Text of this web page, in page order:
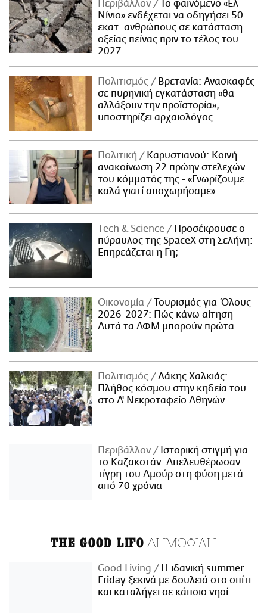
Περιβάλλον
Το φαινόμενο «Ελ
Νίνιο» ενδέχεται να οδηγήσει 50
εκατ. ανθρώπους σε κατάσταση
οξείας πείνας πριν το τέλος του
2027
Πολιτισμός
Βρετανία: Ανασκαφές
σε πυρηνική εγκατάσταση «θα
αλλάξουν την προϊστορία»,
υποστηρίζει αρχαιολόγος
Πολιτική
Καρυστιανού: Κοινή
ανακοίνωση 22 πρώην στελεχών
του κόμματός της - «Γνωρίζουμε
καλά γιατί αποχωρήσαμε»
Τech & Science
Προσέκρουσε ο
πύραυλος της SpaceX στη Σελήνη:
Επηρεάζεται η Γη;
Οικονομία
Τουρισμός για Όλους
2026-2027: Πώς κάνω αίτηση -
Αυτά τα ΑΦΜ μπορούν πρώτα
Πολιτισμός
Λάκης Χαλκιάς:
Πλήθος κόσμου στην κηδεία του
στο Α' Νεκροταφείο Αθηνών
Περιβάλλον
Ιστορική στιγμή για
το Καζακστάν: Απελευθέρωσαν
τίγρη του Αμούρ στη φύση μετά
από 70 χρόνια
THE GOOD LIFO ΔΗΜΟΦΙΛΗ
Good Living
Η ιδανική summer
Friday ξεκινά με δουλειά στο σπίτι
και καταλήγει σε κάποιο νησί